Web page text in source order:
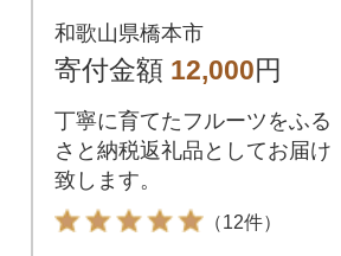
ウイフルーツの詰合
せ
和歌山県橋本市
寄付金額 12,000円
丁寧に育てたフルーツをふる
さと納税返礼品としてお届け
致します。
（12件）